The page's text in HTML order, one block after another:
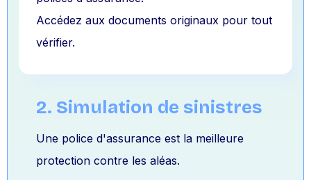
Accédez aux documents originaux pour tout
vérifier.
2. Simulation de sinistres
Une police d'assurance est la meilleure
protection contre les aléas.